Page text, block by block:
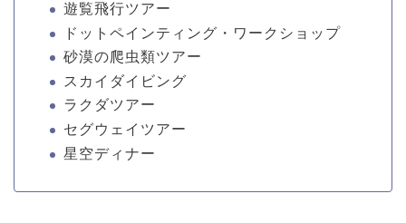
遊覧飛行ツアー
ドットペインティング・ワークショップ
砂漠の爬虫類ツアー
スカイダイビング
ラクダツアー
セグウェイツアー
星空ディナー